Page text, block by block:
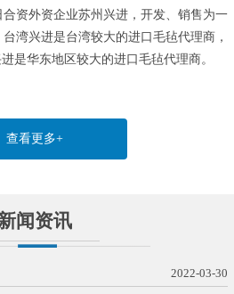
资外资企业苏州兴进，开发、销售为一
湾兴进是台湾较大的进口毛毡代理商，
是华东地区较大的进口毛毡代理商。
查看更多+
闻资讯
2022-03-30